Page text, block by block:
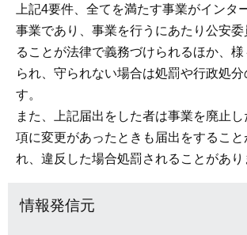
上記4要件、全てを満たす事業がインタ
事業であり、事業を行うにあたり公安
ることが法律で義務づけられるほか、
られ、守られない場合は処罰や行政処分
す。
また、上記届出をした者は事業を廃止
項に変更があったときも届出をすること
れ、違反した場合処罰されることがあり
情報発信元